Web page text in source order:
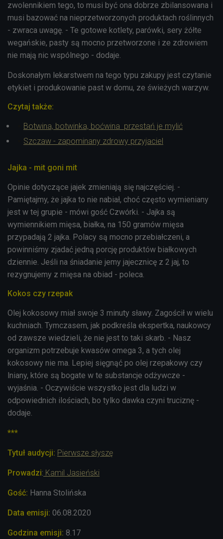
zwolennikiem tego, to musi być ona dobrze zbilansowana i
musi bazować na nieprzetworzonych produktach roślinnych
- zwraca uwagę. - Te gotowe kotlety, parówki, sery żółte
wegańskie, pasty są mocno przetworzone i ze zdrowiem
nie mają nic wspólnego - dodaje.
Doskonałym lekarstwem na tego typu zakupy jest czytanie
etykiet i produkowanie past w domu, ze świeżych warzyw.
Czytaj także:
Botwina, botwinka, boćwina przestań je mylić
Szczaw - zapominany zdrowy przyjaciel
Jajka - mit goni mit
Opinie dotyczące jajek zmieniają się najczęściej. -
Pamiętajmy, że jajka to nie nabiał, choć często wymieniany
jest w tej grupie - mówi gość Czwórki. - Jajka są
wymiennikiem mięsa, białka, na 150 gramów mięsa
przypadają 2 jajka. Polacy są mocno przebiałczeni, a
powinniśmy zjadać jedną porcję produktów białkowych
dziennie. Jeśli na śniadanie jemy jajecznicę z 2 jaj, to
rezygnujemy z mięsa na obiad - poleca.
Kokos czy rzepak
Olej kokosowy miał swoje 3 minuty sławy. Zagościł w wielu
kuchniach. Tymczasem, jak podkreśla ekspertka, naukowcy
od zawsze wiedzieli, że nie jest to taki skarb. - Nasz
organizm potrzebuje kwasów omega 3, a tych olej
kokosowy nie ma. Lepiej sięgnąć po olej rzepakowy czy
lniany, które są bogate w te substancje odżywcze -
wyjaśnia. - Oczywiście wszystko jest dla ludzi w
odpowiednich ilościach, bo tylko dawka czyni truciznę -
dodaje.
***
Tytuł audycji: Pierwsze słyszę
Prowadzi: Kamil Jasieński
Gość: Hanna Stolińska
Data emisji: 06.08.2020
Godzina emisji: 8.17